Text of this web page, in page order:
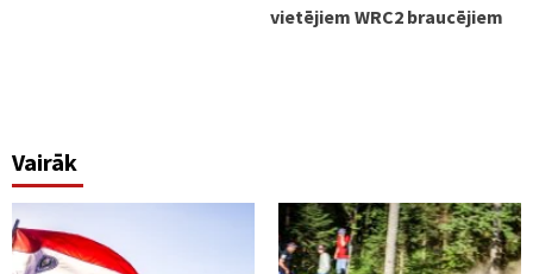
vietējiem WRC2 braucējiem
Vairāk